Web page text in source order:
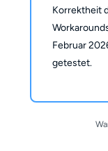
Korrektheit
Februar
getestet.